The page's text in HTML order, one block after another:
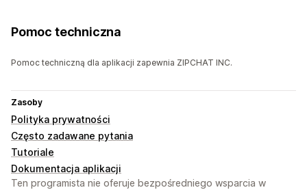
Pomoc techniczna
Pomoc techniczną dla aplikacji zapewnia ZIPCHAT INC.
Zasoby
Polityka prywatności
Często zadawane pytania
Tutoriale
Dokumentacja aplikacji
Ten programista nie oferuje bezpośredniego wsparcia w